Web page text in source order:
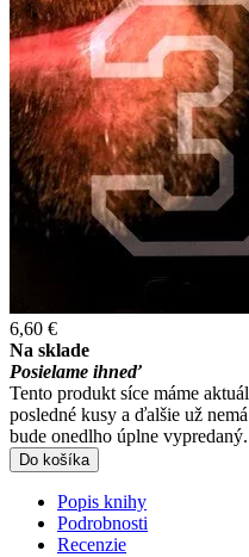
6,60 €
Na sklade
Posielame ihneď
Tento produkt síce máme
posledné kusy a ďalšie už
bude onedlho úplne
Do košíka
Popis knihy
Podrobnosti
Recenzie